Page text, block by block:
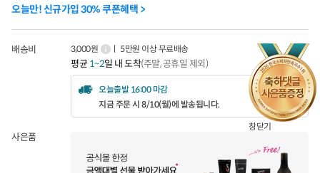
창닫기
오늘만! 신규가입 30% 쿠폰혜택 >
배송비 3,000원 ㅣ 5만원 이상 무료배송
평균1~2일 내 도착(주말, 공휴일 제외)
오늘출발 16:00 마감
지금 주문 시 8/10(월)에 발송됩니다.
사은품